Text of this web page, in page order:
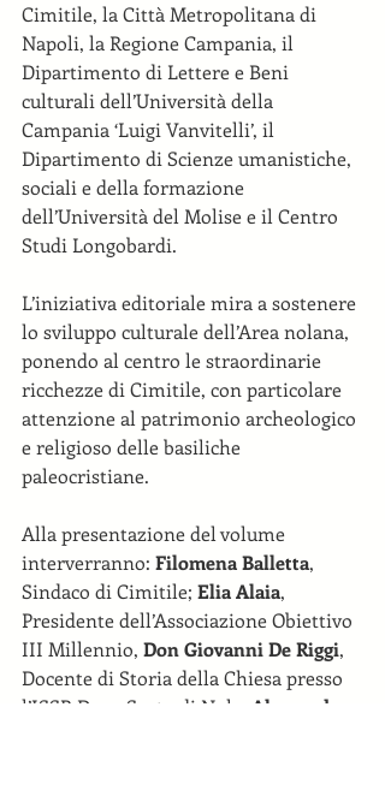
Cimitile, la Città Metropolitana di
Napoli, la Regione Campania, il
Dipartimento di Lettere e Beni
culturali dell’Università della
Campania ‘Luigi Vanvitelli’, il
Dipartimento di Scienze umanistiche,
sociali e della formazione
dell’Università del Molise e il Centro
Studi Longobardi.
L’iniziativa editoriale mira a sostenere
lo sviluppo culturale dell’Area nolana,
ponendo al centro le straordinarie
ricchezze di Cimitile, con particolare
attenzione al patrimonio archeologico
e religioso delle basiliche
paleocristiane.
Alla presentazione del volume
interverranno: Filomena Balletta,
Sindaco di Cimitile; Elia Alaia,
Presidente dell’Associazione Obiettivo
III Millennio, Don Giovanni De Riggi,
Docente di Storia della Chiesa presso
l’ISSR Duns Scoto di Nola;
Alessandro